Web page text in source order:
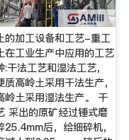
的加工设备和工艺-重工
在工业生产中应用的工艺
:干法工艺和湿法工艺，
质高岭土采用干法生产，
岭土采用湿法生产。 干
采出的原矿经过锤式磨
25.4mm后，给细碎机，